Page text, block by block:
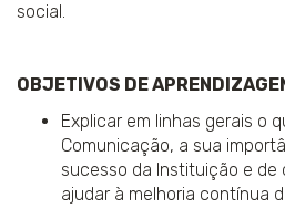
social.
OBJETIVOS DE
Explicar em linhas gerais o
Comunicação, a sua
sucesso da Instituição e de
ajudar à melhoria contínua